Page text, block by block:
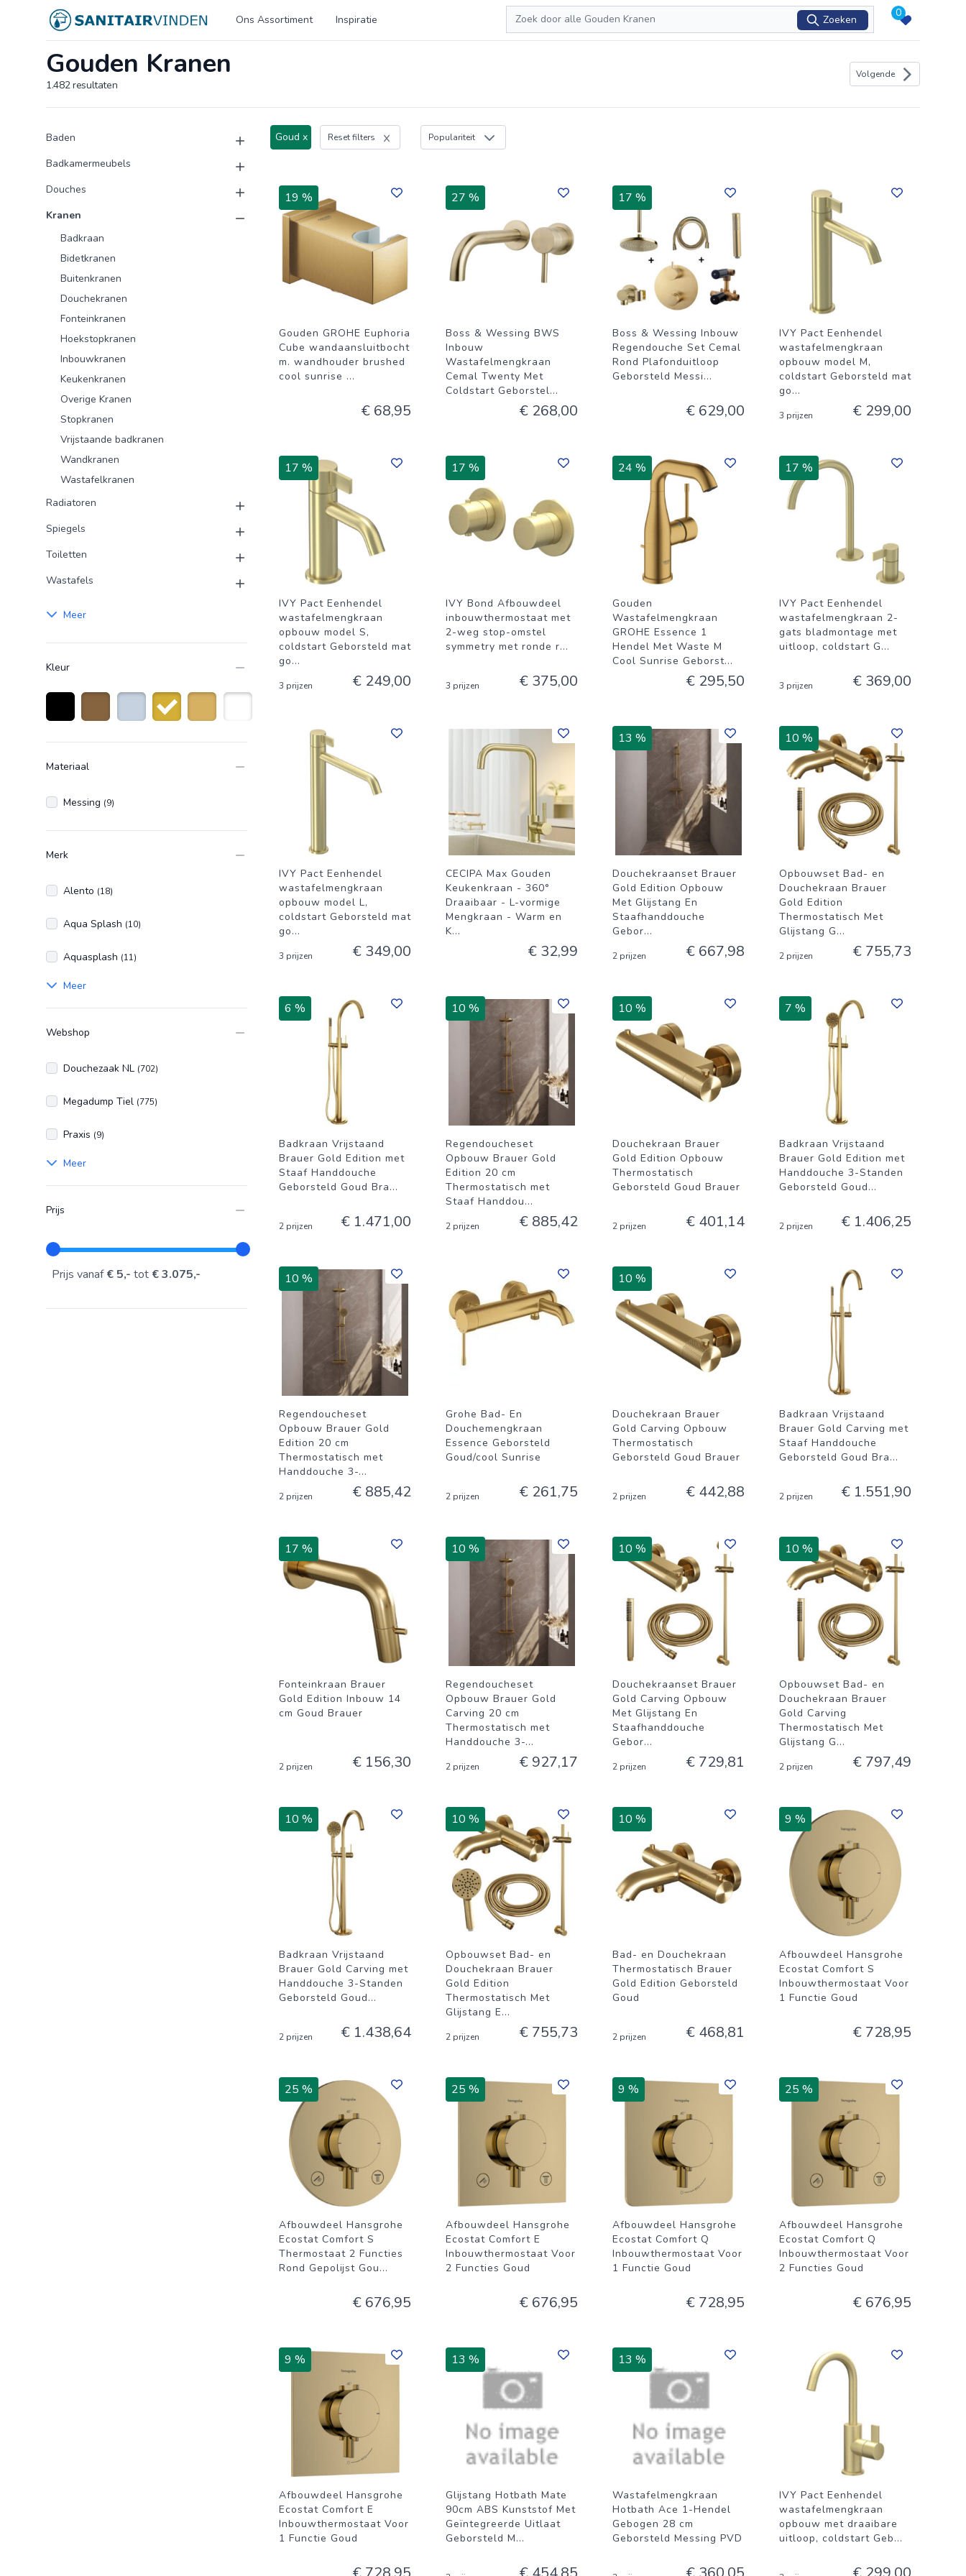
Logo sanitairvinden.nl Ons Assortiment Inspiratie
Zoeken
Zoeken
0
Gouden Kranen
1.482resultaten
Volgende
Producten
Product categorieën
Baden
Badkamermeubels
Douches
Kranen
Badkraan
Bidetkranen
Buitenkranen
Douchekranen
Fonteinkranen
Hoekstopkranen
Inbouwkranen
Keukenkranen
Overige Kranen
Stopkranen
Vrijstaande badkranen
Wandkranen
Wastafelkranen
Radiatoren
Spiegels
Toiletten
Wastafels
Meer
Kleur
Materiaal
Messing (9)
Merk
Alento (18)
Aqua Splash (10)
Aquasplash (11)
Meer
Webshop
Douchezaak NL (702)
Megadump Tiel (775)
Praxis (9)
Meer
Prijs
Prijs vanaf€ 5,- tot € 3.075,-
Goud x Reset filters Populariteit
19 %
Gouden GROHE Euphoria
Cube wandaansluitbocht
m. wandhouder brushed
cool sunrise ...
€ 68,95
27 %
Boss & Wessing BWS
Inbouw
Wastafelmengkraan
Cemal Twenty Met
Coldstart Geborstel...
€ 268,00
17 %
Boss & Wessing Inbouw
Regendouche Set Cemal
Rond Plafonduitloop
Geborsteld Messi...
€ 629,00
IVY Pact Eenhendel
wastafelmengkraan
opbouw model M,
coldstart Geborsteld mat
go...
3 prijzen € 299,00
17 %
IVY Pact Eenhendel
wastafelmengkraan
opbouw model S,
coldstart Geborsteld mat
go...
3 prijzen € 249,00
17 %
IVY Bond Afbouwdeel
inbouwthermostaat met
2-weg stop-omstel
symmetry met ronde r...
3 prijzen € 375,00
24 %
Gouden
Wastafelmengkraan
GROHE Essence 1
Hendel Met Waste M
Cool Sunrise Geborst...
€ 295,50
17 %
IVY Pact Eenhendel
wastafelmengkraan 2-
gats bladmontage met
uitloop, coldstart G...
3 prijzen € 369,00
IVY Pact Eenhendel
wastafelmengkraan
opbouw model L,
coldstart Geborsteld mat
go...
3 prijzen € 349,00
CECIPA Max Gouden
Keukenkraan - 360°
Draaibaar - L-vormige
Mengkraan - Warm en
K...
€ 32,99
13 %
Douchekraanset Brauer
Gold Edition Opbouw
Met Glijstang En
Staafhanddouche
Gebor...
2 prijzen € 667,98
10 %
Opbouwset Bad- en
Douchekraan Brauer
Gold Edition
Thermostatisch Met
Glijstang G...
2 prijzen € 755,73
6 %
Badkraan Vrijstaand
Brauer Gold Edition met
Staaf Handdouche
Geborsteld Goud Bra...
2 prijzen € 1.471,00
10 %
Regendoucheset
Opbouw Brauer Gold
Edition 20 cm
Thermostatisch met
Staaf Handdou...
2 prijzen € 885,42
10 %
Douchekraan Brauer
Gold Edition Opbouw
Thermostatisch
Geborsteld Goud Brauer
2 prijzen € 401,14
7 %
Badkraan Vrijstaand
Brauer Gold Edition met
Handdouche 3-Standen
Geborsteld Goud...
2 prijzen € 1.406,25
10 %
Regendoucheset
Opbouw Brauer Gold
Edition 20 cm
Thermostatisch met
Handdouche 3-...
2 prijzen € 885,42
Grohe Bad- En
Douchemengkraan
Essence Geborsteld
Goud/cool Sunrise
2 prijzen € 261,75
10 %
Douchekraan Brauer
Gold Carving Opbouw
Thermostatisch
Geborsteld Goud Brauer
2 prijzen € 442,88
Badkraan Vrijstaand
Brauer Gold Carving met
Staaf Handdouche
Geborsteld Goud Bra...
2 prijzen € 1.551,90
17 %
Fonteinkraan Brauer
Gold Edition Inbouw 14
cm Goud Brauer
2 prijzen € 156,30
10 %
Regendoucheset
Opbouw Brauer Gold
Carving 20 cm
Thermostatisch met
Handdouche 3-...
2 prijzen € 927,17
10 %
Douchekraanset Brauer
Gold Carving Opbouw
Met Glijstang En
Staafhanddouche
Gebor...
2 prijzen € 729,81
10 %
Opbouwset Bad- en
Douchekraan Brauer
Gold Carving
Thermostatisch Met
Glijstang G...
2 prijzen € 797,49
10 %
Badkraan Vrijstaand
Brauer Gold Carving met
Handdouche 3-Standen
Geborsteld Goud...
2 prijzen € 1.438,64
10 %
Opbouwset Bad- en
Douchekraan Brauer
Gold Edition
Thermostatisch Met
Glijstang E...
2 prijzen € 755,73
10 %
Bad- en Douchekraan
Thermostatisch Brauer
Gold Edition Geborsteld
Goud
2 prijzen € 468,81
9 %
Afbouwdeel Hansgrohe
Ecostat Comfort S
Inbouwthermostaat Voor
1 Functie Goud
€ 728,95
25 %
Afbouwdeel Hansgrohe
Ecostat Comfort S
Thermostaat 2 Functies
Rond Gepolijst Gou...
€ 676,95
25 %
Afbouwdeel Hansgrohe
Ecostat Comfort E
Inbouwthermostaat Voor
2 Functies Goud
€ 676,95
9 %
Afbouwdeel Hansgrohe
Ecostat Comfort Q
Inbouwthermostaat Voor
1 Functie Goud
€ 728,95
25 %
Afbouwdeel Hansgrohe
Ecostat Comfort Q
Inbouwthermostaat Voor
2 Functies Goud
€ 676,95
9 %
Afbouwdeel Hansgrohe
Ecostat Comfort E
Inbouwthermostaat Voor
1 Functie Goud
13 %
Glijstang Hotbath Mate
90cm ABS Kunststof Met
Geïntegreerde Uitlaat
Geborsteld M...
13 %
Wastafelmengkraan
Hotbath Ace 1-Hendel
Gebogen 28 cm
Geborsteld Messing PVD
IVY Pact Eenhendel
wastafelmengkraan
opbouw met draaibare
uitloop, coldstart Geb...